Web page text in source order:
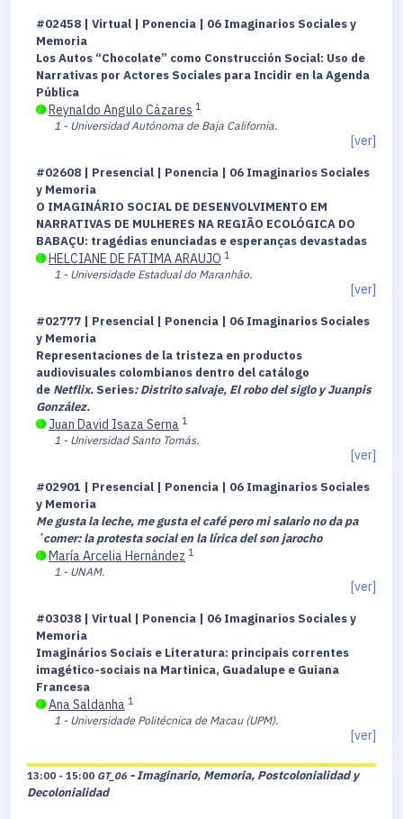
#02458 | Virtual | Ponencia | 06 Imaginarios Sociales y
Memoria
Los Autos “Chocolate” como Construcción Social: Uso de
Narrativas por Actores Sociales para Incidir en la Agenda
Pública
Reynaldo Angulo Cázares 1
1 - Universidad Autónoma de Baja California.
[ver]
#02608 | Presencial | Ponencia | 06 Imaginarios Sociales
y Memoria
O IMAGINÁRIO SOCIAL DE DESENVOLVIMENTO EM
NARRATIVAS DE MULHERES NA REGIÃO ECOLÓGICA DO
BABAÇU: tragédias enunciadas e esperanças devastadas
HELCIANE DE FATIMA ARAUJO 1
1 - Universidade Estadual do Maranhão.
[ver]
#02777 | Presencial | Ponencia | 06 Imaginarios Sociales
y Memoria
Representaciones de la tristeza en productos
audiovisuales colombianos dentro del catálogo
de Netflix. Series: Distrito salvaje, El robo del siglo y Juanpis
González.
Juan David Isaza Serna 1
1 - Universidad Santo Tomás.
[ver]
#02901 | Presencial | Ponencia | 06 Imaginarios Sociales
y Memoria
Me gusta la leche, me gusta el café pero mi salario no da pa
´comer: la protesta social en la lírica del son jarocho
María Arcelia Hernández 1
1 - UNAM.
[ver]
#03038 | Virtual | Ponencia | 06 Imaginarios Sociales y
Memoria
Imaginários Sociais e Literatura: principais correntes
imagético-sociais na Martinica, Guadalupe e Guiana
Francesa
Ana Saldanha 1
1 - Universidade Politécnica de Macau (UPM).
[ver]
13:00 - 15:00 GT_06 - Imaginario, Memoria, Postcolonialidad y
Decolonialidad